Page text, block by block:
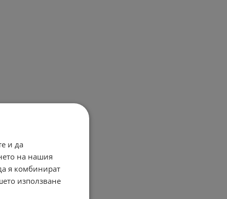
и да
на нашия
я комбинират
използване